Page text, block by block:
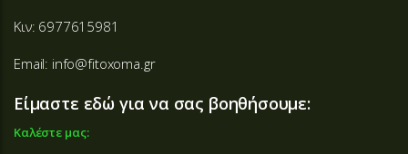
Κιν: 6977615981
Email: info@fitoxoma.gr
Είμαστε εδώ για να σας βοηθήσουμε:
Καλέστε μας: